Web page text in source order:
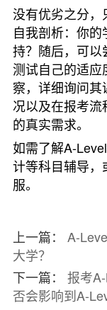
没有优劣之分
自我剖析：你
持？随后，可以
测试自己的适
察，详细询问
况以及在报考
的真实需求。
如需了解A-
计等科目辅导
服。
上一篇： A-
大学？
下一篇： 报考
否会影响到A-